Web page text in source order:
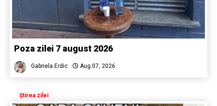
Poza zilei 7 august 2026
Gabriela Erdic Aug 07, 2026
Știrea zilei